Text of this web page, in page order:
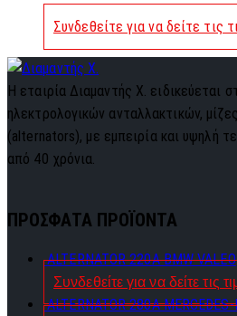
Συνδεθείτε για να δείτε τις
Η εταιρία Διαμαντής Χ. ειδικεύεται
ηλεκτρολογικών ανταλλακτικών,
(alternators), με εμπειρία και υψηλή
από 40 χρόνια.
ΠΡΟΣΦΑΤΑ ΠΡΟΪΟΝΤΑ
ALTERNATOR 220A BMW VALEO
Συνδεθείτε για να δείτε τις
ALTERNATOR 280A